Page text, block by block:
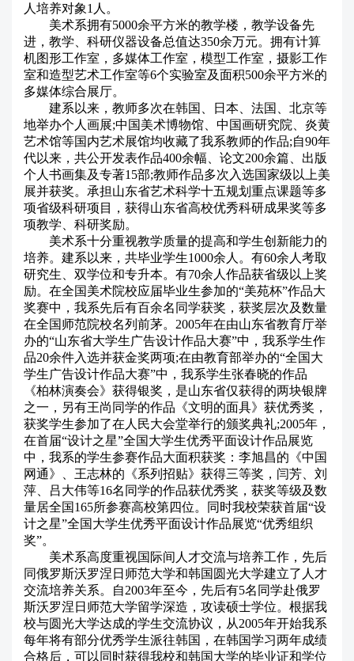
人培养对象1人。
美术系拥有5000余平方米的教学楼，教学设备先
进，教学、科研仪器设备总值达350余万元。拥有计算
机图形工作室，多媒体工作室，模型工作室，摄影工作
室和造型艺术工作室等6个实验室及面积500余平方米的
多媒体综合展厅。
建系以来，教师多次在韩国、日本、法国、北京等
地举办个人画展;中国美术博物馆、中国画研究院、炎黄
艺术馆等国内艺术展馆均收藏了我系教师的作品;自90年
代以来，共公开发表作品400余幅、论文200余篇、出版
个人书画集及专著15部;教师作品多次入选国家级以上美
展并获奖。承担山东省艺术科学十五规划重点课题等多
项省级科研项目，获得山东省高校优秀科研成果奖等多
项教学、科研奖励。
美术系十分重视教学质量的提高和学生创新能力的
培养。建系以来，共毕业学生1000余人。有60余人考取
研究生、双学位和专升本。有70余人作品获省级以上奖
励。在全国美术院校应届毕业生参加的“美苑杯”作品大
奖赛中，我系先后有百余名同学获奖，获奖层次及数量
在全国师范院校名列前茅。2005年在由山东省教育厅举
办的“山东省大学生广告设计作品大赛”中，我系学生作
品20余件入选并获金奖两项;在由教育部举办的“全国大
学生广告设计作品大赛”中，我系学生张春晓的作品
《柏林演奏会》获得银奖，是山东省仅获得的两块银牌
之一，另有王尚同学的作品《文明的面具》获优秀奖，
获奖学生参加了在人民大会堂举行的颁奖典礼;2005年，
在首届“设计之星”全国大学生优秀平面设计作品展览
中，我系的学生参赛作品大面积获奖：李旭昌的《中国
网通》、王志林的《系列招贴》获得三等奖，闫芳、刘
萍、吕大伟等16名同学的作品获优秀奖，获奖等级及数
量居全国165所参赛高校第四位。同时我校荣获首届“设
计之星”全国大学生优秀平面设计作品展览“优秀组织
奖”。
美术系高度重视国际间人才交流与培养工作，先后
同俄罗斯沃罗涅日师范大学和韩国圆光大学建立了人才
交流培养关系。自2003年至今，先后有5名同学赴俄罗
斯沃罗涅日师范大学留学深造，攻读硕士学位。根据我
校与圆光大学达成的学生交流协议，从2005年开始我系
每年将有部分优秀学生派往韩国，在韩国学习两年成绩
合格后，可以同时获得我校和韩国大学的毕业证和学位